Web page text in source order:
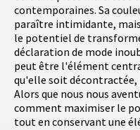
contemporaines. Sa
paraître intimidante,
le potentiel de
déclaration de mode
peut être l'élément
qu'elle soit
Alors que nous nous
comment maximiser le
tout en conservant une